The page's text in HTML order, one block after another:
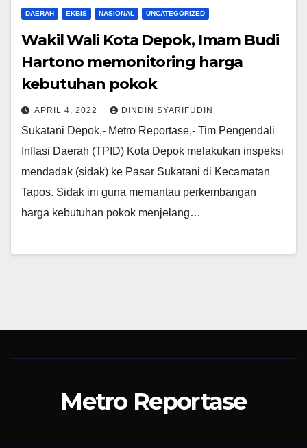
DAERAH EKBIS NASIONAL UNCATEGORIZED
Wakil Wali Kota Depok, Imam Budi
Hartono memonitoring harga
kebutuhan pokok
APRIL 4, 2022 DINDIN SYARIFUDIN
Sukatani Depok,- Metro Reportase,- Tim Pengendali
Inflasi Daerah (TPID) Kota Depok melakukan inspeksi
mendadak (sidak) ke Pasar Sukatani di Kecamatan
Tapos. Sidak ini guna memantau perkembangan
harga kebutuhan pokok menjelang…
Metro Reportase